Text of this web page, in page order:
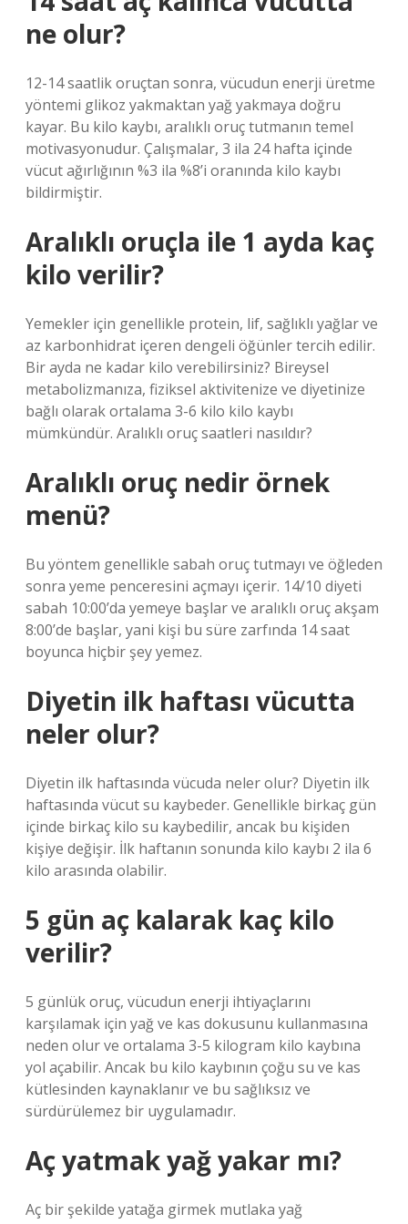
ne olur?
12-14 saatlik oruçtan sonra, vücudun enerji üretme
yöntemi glikoz yakmaktan yağ yakmaya doğru
kayar. Bu kilo kaybı, aralıklı oruç tutmanın temel
motivasyonudur. Çalışmalar, 3 ila 24 hafta içinde
vücut ağırlığının %3 ila %8’i oranında kilo kaybı
bildirmiştir.
Aralıklı oruçla ile 1 ayda kaç
kilo verilir?
Yemekler için genellikle protein, lif, sağlıklı yağlar ve
az karbonhidrat içeren dengeli öğünler tercih edilir.
Bir ayda ne kadar kilo verebilirsiniz? Bireysel
metabolizmanıza, fiziksel aktivitenize ve diyetinize
bağlı olarak ortalama 3-6 kilo kilo kaybı
mümkündür. Aralıklı oruç saatleri nasıldır?
Aralıklı oruç nedir örnek
menü?
Bu yöntem genellikle sabah oruç tutmayı ve öğleden
sonra yeme penceresini açmayı içerir. 14/10 diyeti
sabah 10:00’da yemeye başlar ve aralıklı oruç akşam
8:00’de başlar, yani kişi bu süre zarfında 14 saat
boyunca hiçbir şey yemez.
Diyetin ilk haftası vücutta
neler olur?
Diyetin ilk haftasında vücuda neler olur? Diyetin ilk
haftasında vücut su kaybeder. Genellikle birkaç gün
içinde birkaç kilo su kaybedilir, ancak bu kişiden
kişiye değişir. İlk haftanın sonunda kilo kaybı 2 ila 6
kilo arasında olabilir.
5 gün aç kalarak kaç kilo
verilir?
5 günlük oruç, vücudun enerji ihtiyaçlarını
karşılamak için yağ ve kas dokusunu kullanmasına
neden olur ve ortalama 3-5 kilogram kilo kaybına
yol açabilir. Ancak bu kilo kaybının çoğu su ve kas
kütlesinden kaynaklanır ve bu sağlıksız ve
sürdürülemez bir uygulamadır.
Aç yatmak yağ yakar mı?
Aç bir şekilde yatağa girmek mutlaka yağ